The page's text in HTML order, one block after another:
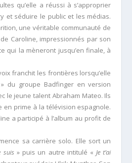
qu’elle a réussi à s’approprier
et séduire le public et les médias.
une véritable communauté de
Caroline, impressionnés par son
qui la mèneront jusqu’en finale, à
franchit les frontières lorsqu’elle
» du groupe Badfinger en version
le jeune talent Abraham Mateo. Ils
en prime à la télévision espagnole.
a participé à l’album au profit de
sa carrière solo. Elle sort un
suis » puis un autre intitulé « Je t’ai